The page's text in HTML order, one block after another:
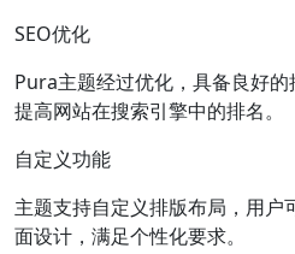
SEO优化
Pura主题经过优化，具备良好
提高网站在搜索引擎中的排名。
自定义功能
主题支持自定义排版布局，用户
面设计，满足个性化要求。